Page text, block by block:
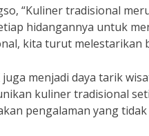
“Kuliner tradisional
hidangannya untuk
kita turut melestarikan
menjadi daya tarik
kuliner tradisional
pengalaman yang